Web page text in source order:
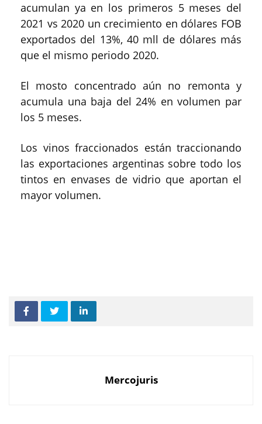
acumulan ya en los primeros 5 meses del
2021 vs 2020 un crecimiento en dólares FOB
exportados del 13%, 40 mll de dólares más
que el mismo periodo 2020.
El mosto concentrado aún no remonta y
acumula una baja del 24% en volumen par
los 5 meses.
Los vinos fraccionados están traccionando
las exportaciones argentinas sobre todo los
tintos en envases de vidrio que aportan el
mayor volumen.
Mercojuris